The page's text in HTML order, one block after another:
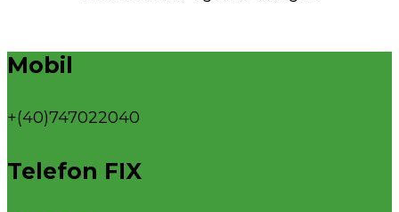
Mobil
+(40)747022040
Telefon FIX